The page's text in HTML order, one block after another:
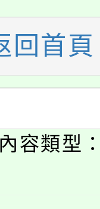
收入戶
情可洽有
科技中
習
及科技
入校路
專業人
、30在
回首頁
容類型